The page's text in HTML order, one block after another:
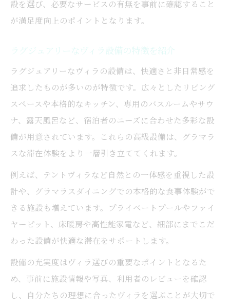
設を選び、必要なサービスの有無を事前に確認すること
が満足度向上のポイントとなります。
ラグジュアリーなヴィラ設備の特徴を紹介
ラグジュアリーなヴィラの設備は、快適さと非日常感を
追求したものが多いのが特徴です。広々としたリビング
スペースや本格的なキッチン、専用のバスルームやサウ
ナ、露天風呂など、宿泊者のニーズに合わせた多彩な設
備が用意されています。これらの高級設備は、グラマラ
スな滞在体験をより一層引き立ててくれます。
例えば、テントヴィラなど自然との一体感を重視した設
計や、グラマラスダイニングでの本格的な食事体験がで
きる施設も増えています。プライベートプールやファイ
ヤーピット、床暖房や高性能家電など、細部にまでこだ
わった設備が快適な滞在をサポートします。
設備の充実度はヴィラ選びの重要なポイントとなるた
め、事前に施設情報や写真、利用者のレビューを確認
し、自分たちの理想に合ったヴィラを選ぶことが大切で